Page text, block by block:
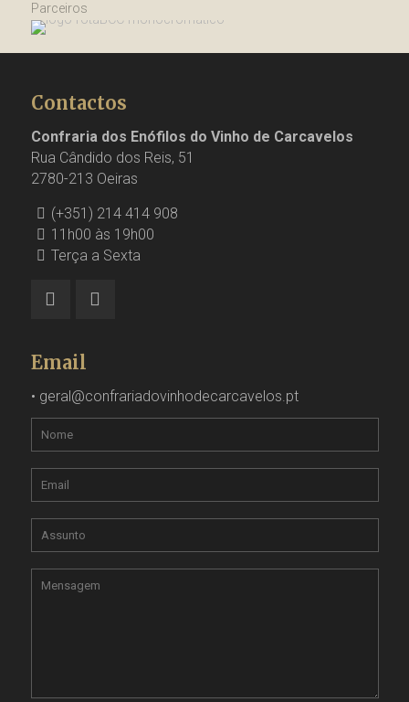
Parceiros
Contactos
Confraria dos Enófilos do Vinho de Carcavelos
Rua Cândido dos Reis, 51
2780-213 Oeiras
(+351) 214 414 908
11h00 às 19h00
Terça a Sexta
Email
• geral@confrariadovinhodecarcavelos.pt